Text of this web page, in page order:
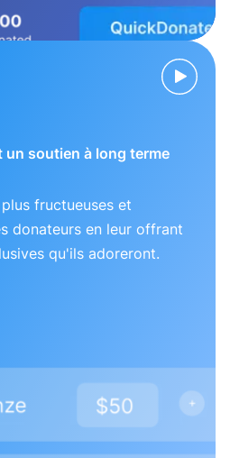
un soutien à long terme
fructueuses et
donateurs en leur offrant
qu'ils adoreront.